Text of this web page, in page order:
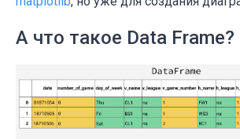
А что такое Data Frame?